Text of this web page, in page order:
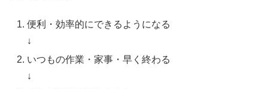
便利・効率的にできるようになる
↓
いつもの作業・家事・早く終わる
↓